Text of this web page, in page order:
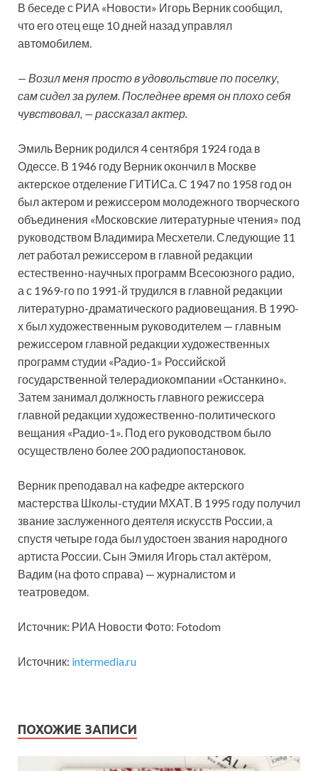
В беседе с РИА «Новости» Игорь Верниксообщил,
что его отец еще 10 дней назад управлял
автомобилем.
— Возил меня просто в удовольствие по поселку,
сам сидел за рулем. Последнее время он плохо себя
чувствовал, — рассказал актер.
Эмиль Верник родился 4 сентября 1924 года в
Одессе. В 1946 году Верник окончил в Москве
актерское отделение ГИТИСа. С 1947 по 1958 год он
был актером и режиссером молодежного творческого
объединения «Московские литературные чтения» под
руководством Владимира Месхетели. Следующие 11
лет работал режиссером в главной редакции
естественно-научных программ Всесоюзного радио,
а с 1969-го по 1991-й трудился в главной редакции
литературно-драматического радиовещания. В 1990-
х был художественным руководителем — главным
режиссером главной редакции художественных
программ студии «Радио-1» Российской
государственной телерадиокомпании «Останкино».
Затем занимал должность главного режиссера
главной редакции художественно-политического
вещания «Радио-1». Под его руководством было
осуществлено более 200 радиопостановок.
Верник преподавал на кафедре актерского
мастерства Школы-студии МХАТ. В 1995 году получил
звание заслуженного деятеля искусств России, а
спустя четыре года был удостоен звания народного
артиста России. Сын Эмиля Игорь стал актёром,
Вадим (на фото справа) — журналистом и
театроведом.
Источник: РИА Новости Фото: Fotodom
Источник: intermedia.ru
ПОХОЖИЕ ЗАПИСИ